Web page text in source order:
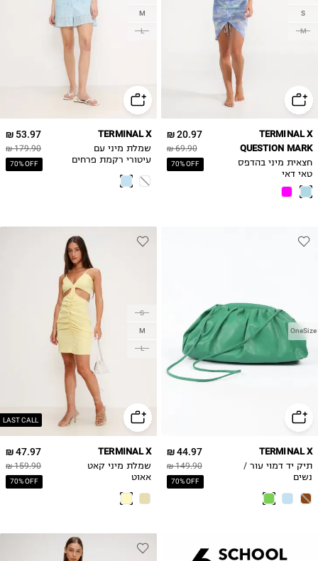
S
M
20.97 ₪
69.90 ₪
70% OFF
TERMINAL X
QUESTION MARK
חצאית מיני בהדפס
טאי דאי
M
L
53.97 ₪
179.90 ₪
70% OFF
TERMINAL X
שמלת מיני עם
עיטורי רקמת פרחים
OneSize
44.97 ₪
149.90 ₪
70% OFF
TERMINAL X
תיק יד דמוי עור /
נשים
LAST CALL
S
M
L
47.97 ₪
159.90 ₪
70% OFF
TERMINAL X
שמלת מיני קאט
אאוט